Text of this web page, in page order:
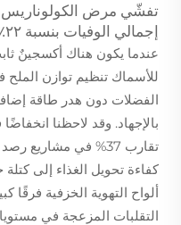
تفشّي مرض الكولوناريس
إجمالي الوفيات بنسبة ٢٢٪.
عندما يكون هناك أكسجينٌ
للأسماك تنظيم توازن
الفضلات دون هدر طاقة
بالإجهاد. وقد لاحظنا
تقارب 37% في مشاريع
ألواح التهوية الخزفية فرقًا
التقلبات المزعجة في